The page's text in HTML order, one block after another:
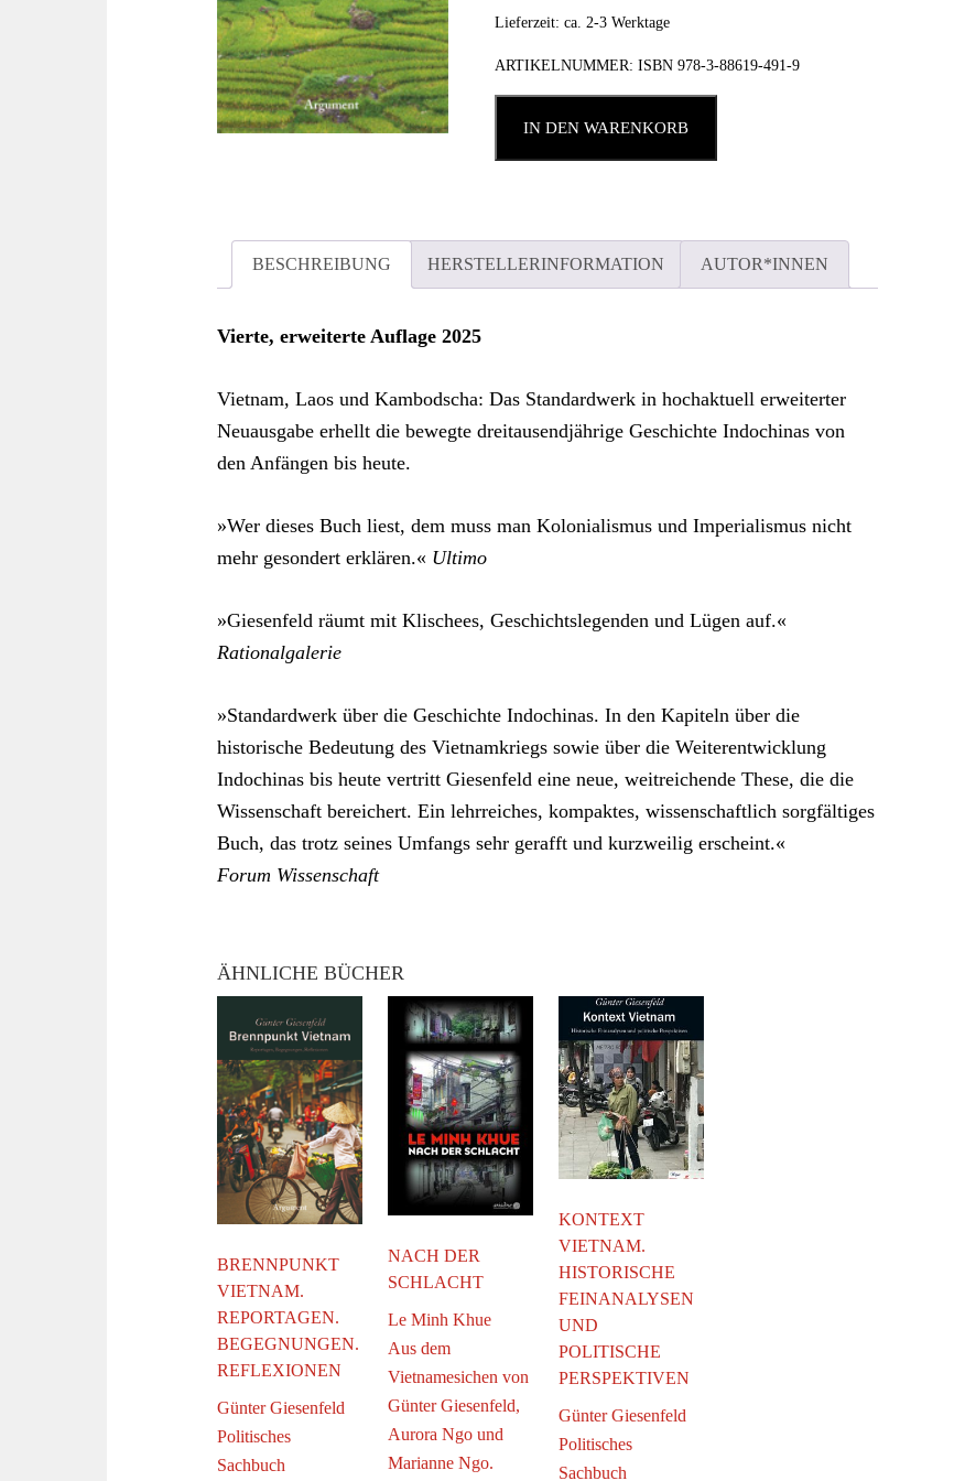
Lieferzeit: ca. 2-3 Werktage
ARTIKELNUMMER: ISBN 978-3-88619-491-9
IN DEN WARENKORB
BESCHREIBUNG HERSTELLERINFORMATION AUTOR*INNEN
Vierte, erweiterte Auflage 2025
Vietnam, Laos und Kambodscha: Das Standardwerk in hochaktuell erweiterter
Neuausgabe erhellt die bewegte dreitausendjährige Geschichte Indochinas von
den Anfängen bis heute.
»Wer dieses Buch liest, dem muss man Kolonia­lismus und Imperialismus nicht
mehr gesondert erklären.« Ultimo
»Giesenfeld räumt mit Klischees, Geschichtslegenden und Lügen auf.«
Rationalgalerie
»Standardwerk über die Geschichte Indochinas. In den Kapiteln über die
historische Bedeutung des Vietnamkriegs sowie über die Weiterentwicklung
Indochinas bis heute vertritt Giesenfeld eine neue, weitreichende These, die die
Wissenschaft bereichert. Ein lehrreiches, kompaktes, wissenschaftlich sorgfältiges
Buch, das trotz seines Umfangs sehr gerafft und kurzweilig erscheint.«
Forum Wissenschaft
ÄHNLICHE BÜCHER
BRENNPUNKT
VIETNAM.
REPORTAGEN.
BEGEGNUNGEN.
REFLEXIONEN
Günter Giesenfeld
Politisches
Sachbuch
NACH DER
SCHLACHT
Le Minh Khue
Aus dem
Vietnamesichen von
Günter Giesenfeld,
Aurora Ngo und
Marianne Ngo.
KONTEXT
VIETNAM.
HISTORISCHE
FEINANALYSEN
UND
POLITISCHE
PERSPEKTIVEN
Günter Giesenfeld
Politisches
Sachbuch